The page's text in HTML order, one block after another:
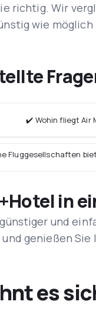
richtig. Wir
wie
✔️ Wohin fliegt Air
Fluggesellschaften
in
und
und genießen
es